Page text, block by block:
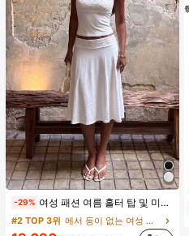
-29% 여성 패션 여름 홀터 탑 및 미니 스커트 세트, 저녁 데이트, 연회, 파티에 적합, 화이트 우아한, 데이트 나이트
#2 TOP 3위 에서 등이 없는 여성 투피스 의상